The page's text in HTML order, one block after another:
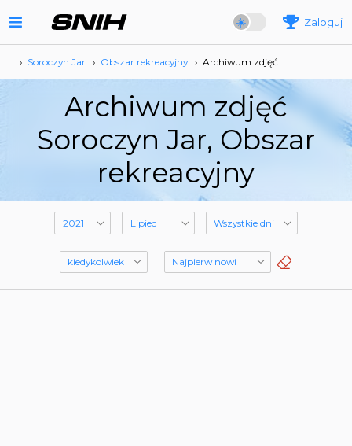
Zaloguj
… › Soroczyn Jar › Obszar rekreacyjny › Archiwum zdjęć
Archiwum zdjęć
Soroczyn Jar, Obszar
rekreacyjny